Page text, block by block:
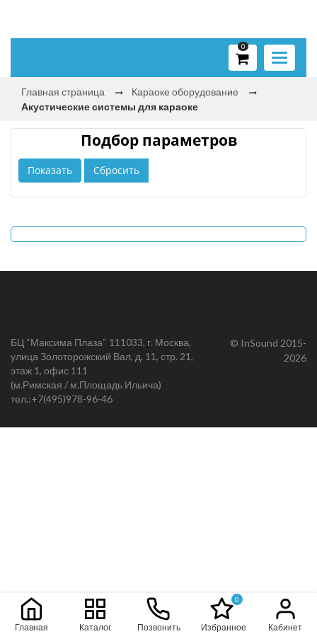
Toggle
0
Главная страница
Караоке оборудование
Акустические системы для караоке
Подбор параметров
БЦ “Максима Плаза“ 111033, г. Москва,
улица Золоторожский Вал, д. 11, стр. 21,
этаж 1, офис 111
(м.Римская / м.Площадь Ильича)
тел.:+7(495)978-96-46
© InSound 2015-
2026
Главная Каталог Позвонить Избранное
0
Кабинет